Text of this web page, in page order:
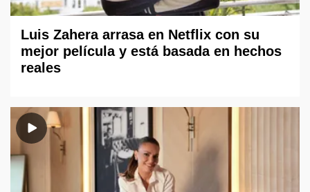
Luis Zahera arrasa en Netflix con su
mejor película y está basada en hechos
reales